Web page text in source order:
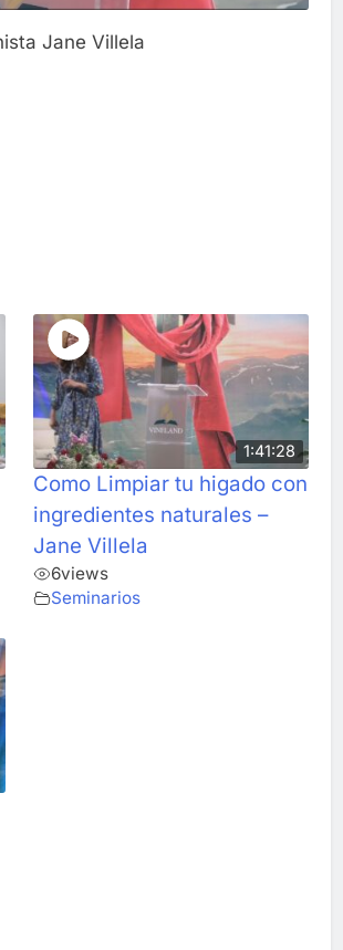
Jane Villela
1:41:28
Como Limpiar tu higado con
ingredientes naturales –
Jane Villela
6views
Seminarios